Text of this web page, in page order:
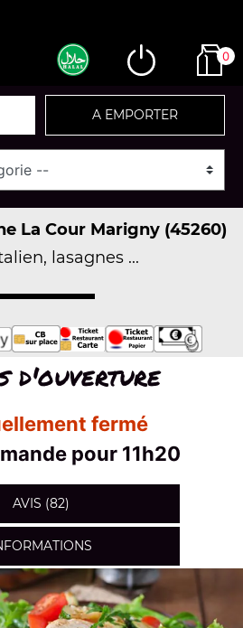
0
A EMPORTER
La Cour Marigny (45260)
lasagnes ...
d'ouverture
fermé
pour 11h20
AVIS (82)